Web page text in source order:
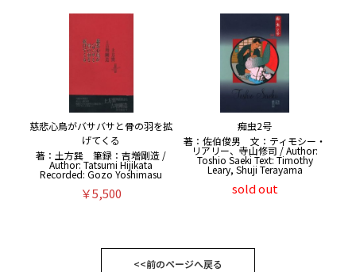
慈悲心鳥がバサバサと骨の羽を拡
げてくる
著：土方巽 筆録：吉増剛造 /
Author: Tatsumi Hijikata
Recorded: Gozo Yoshimasu
￥5,500
痴虫2号
著：佐伯俊男 文：ティモシー・
リアリー、寺山修司 / Author:
Toshio Saeki Text: Timothy
Leary, Shuji Terayama
sold out
<<前のページへ戻る